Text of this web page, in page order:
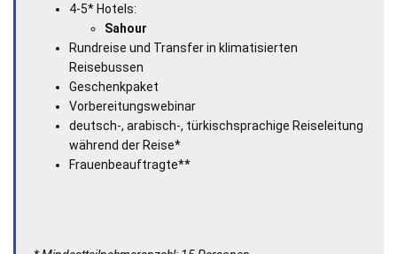
4-5* Hotels:
Sahour
Rundreise und Transfer in klimatisierten
Reisebussen
Geschenkpaket
Vorbereitungswebinar
deutsch-, arabisch-, türkischsprachige Reiseleitung
während der Reise*
Frauenbeauftragte**